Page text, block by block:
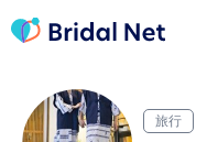
旅行